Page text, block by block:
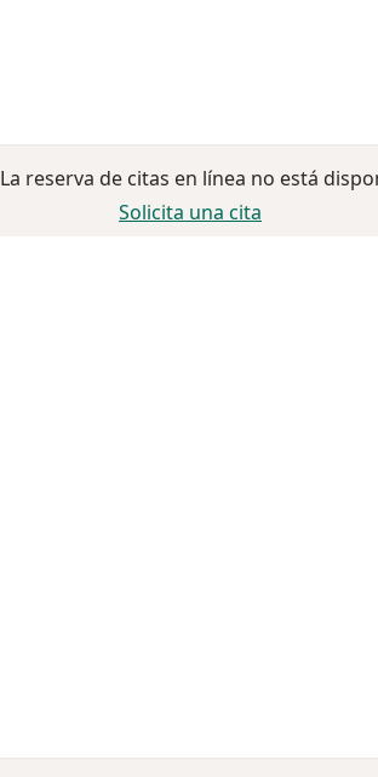
La reserva de citas en línea no está
Solicita una cita